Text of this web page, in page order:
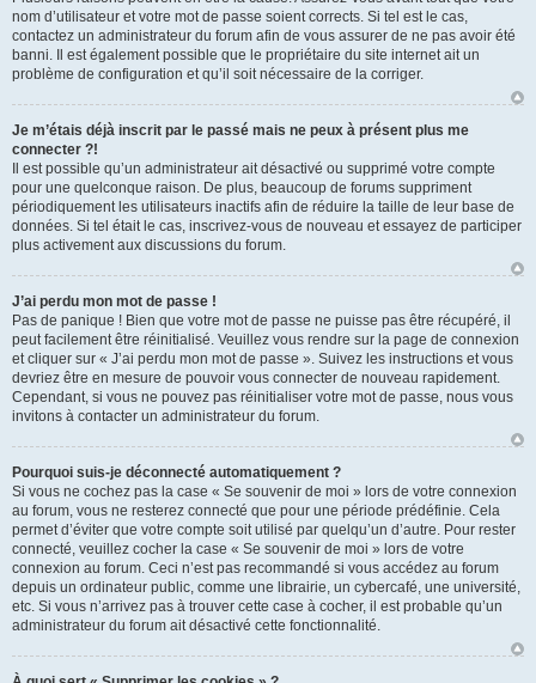
nom d’utilisateur et votre mot de passe soient corrects. Si tel est le cas,
contactez un administrateur du forum afin de vous assurer de ne pas avoir été
banni. Il est également possible que le propriétaire du site internet ait un
problème de configuration et qu’il soit nécessaire de la corriger.
Je m’étais déjà inscrit par le passé mais ne peux à présent plus me
connecter ?!
Il est possible qu’un administrateur ait désactivé ou supprimé votre compte
pour une quelconque raison. De plus, beaucoup de forums suppriment
périodiquement les utilisateurs inactifs afin de réduire la taille de leur base de
données. Si tel était le cas, inscrivez-vous de nouveau et essayez de participer
plus activement aux discussions du forum.
J’ai perdu mon mot de passe !
Pas de panique ! Bien que votre mot de passe ne puisse pas être récupéré, il
peut facilement être réinitialisé. Veuillez vous rendre sur la page de connexion
et cliquer sur « J’ai perdu mon mot de passe ». Suivez les instructions et vous
devriez être en mesure de pouvoir vous connecter de nouveau rapidement.
Cependant, si vous ne pouvez pas réinitialiser votre mot de passe, nous vous
invitons à contacter un administrateur du forum.
Pourquoi suis-je déconnecté automatiquement ?
Si vous ne cochez pas la case « Se souvenir de moi » lors de votre connexion
au forum, vous ne resterez connecté que pour une période prédéfinie. Cela
permet d’éviter que votre compte soit utilisé par quelqu’un d’autre. Pour rester
connecté, veuillez cocher la case « Se souvenir de moi » lors de votre
connexion au forum. Ceci n’est pas recommandé si vous accédez au forum
depuis un ordinateur public, comme une librairie, un cybercafé, une université,
etc. Si vous n’arrivez pas à trouver cette case à cocher, il est probable qu’un
administrateur du forum ait désactivé cette fonctionnalité.